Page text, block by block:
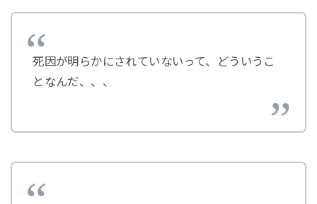
死因が明らかにされていないって、どういうこ
となんだ、、、